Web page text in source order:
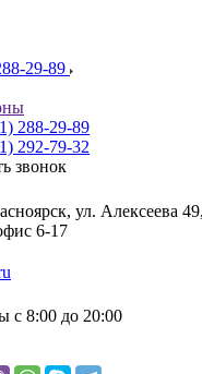
29-89
288-29-89
292-79-32
звонок
ул. Алексеева
6-17
с 8:00 до 20:00